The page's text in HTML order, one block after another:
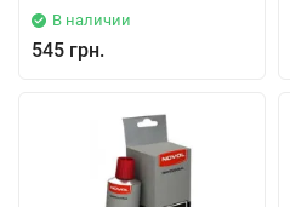
В наличии
545 грн.